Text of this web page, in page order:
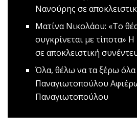
Νανούρης σε
Mατίνα Νικολάου: «Το
συγκρίνεται με τίποτα» Η
σε αποκλειστική
Όλα, θέλω να τα ξέρω όλα
Παναγιωτοπούλου
Παναγιωτοπούλου